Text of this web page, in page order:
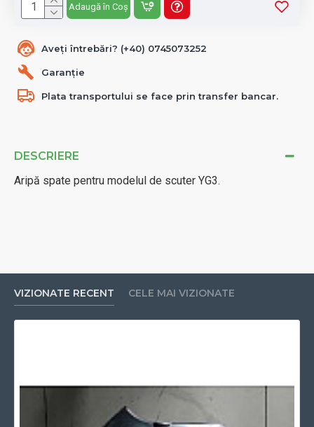
DESCRIERE
Aripă spate pentru modelul de scuter YG3.
Aveți întrebări? (+40) 0745073252
Garanție
Plata transportului se face prin transfer bancar.
Adaugă în Coș
VIZIONATE RECENT CELE MAI VIZIONATE